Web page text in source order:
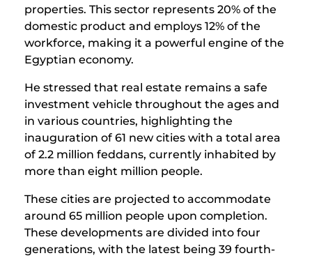
properties. This sector represents 20% of the
domestic product and employs 12% of the
workforce, making it a powerful engine of the
Egyptian economy.
He stressed that real estate remains a safe
investment vehicle throughout the ages and
in various countries, highlighting the
inauguration of 61 new cities with a total area
of 2.2 million feddans, currently inhabited by
more than eight million people.
These cities are projected to accommodate
around 65 million people upon completion.
These developments are divided into four
generations, with the latest being 39 fourth-